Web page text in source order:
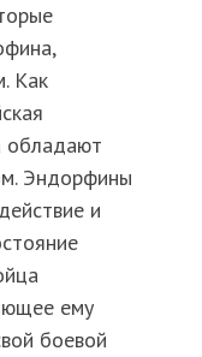
Как
обладают
Эндорфины
и
ему
боевой